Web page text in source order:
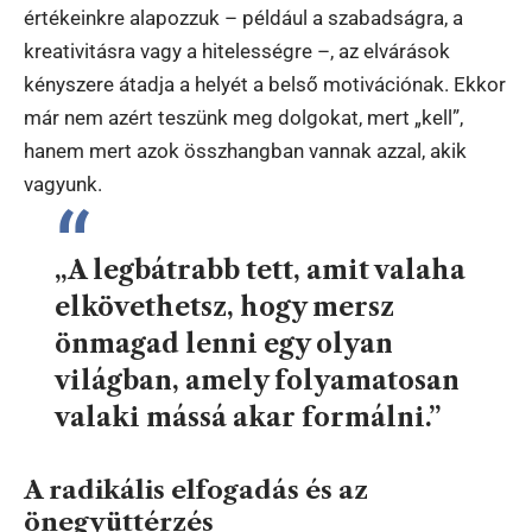
értékeinkre alapozzuk – például a szabadságra, a
kreativitásra vagy a hitelességre –, az elvárások
kényszere átadja a helyét a belső motivációnak. Ekkor
már nem azért teszünk meg dolgokat, mert „kell”,
hanem mert azok összhangban vannak azzal, akik
vagyunk.
„A legbátrabb tett, amit valaha
elkövethetsz, hogy mersz
önmagad lenni egy olyan
világban, amely folyamatosan
valaki mássá akar formálni.”
A radikális elfogadás és az
önegyüttérzés